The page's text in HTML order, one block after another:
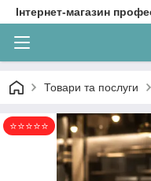
Інтернет-магазин
Товари та послуги
⭐⭐⭐⭐⭐